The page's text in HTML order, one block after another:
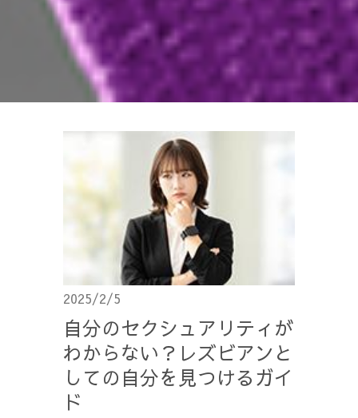
2025/2/5
自分のセクシュアリティが
わからない？レズビアンと
しての自分を見つけるガイ
ド